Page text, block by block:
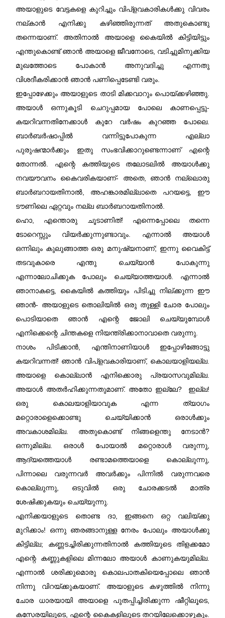
അയാളുടെ വേട്ടകളെ കുറിച്ചും വിപ്ളവകാരികൾക്കു വിവരം
നല്കാൻ എനിക്കു കഴിഞ്ഞിരുന്നത് അതുകൊണ്ടു
തന്നെയാണ്‌. അതിനാൽ അയാളെ കൈയിൽ കിട്ടിയിട്ടും
എന്തുകൊണ്ട് ഞാൻ അയാളെ ജീവനോടെ, വടിച്ചുമിനുക്കിയ
മുഖത്തോടെ പോകാൻ അനുവദിച്ചു എന്നതു
വിശദീകരിക്കാൻ ഞാൻ പണിപ്പെടേണ്ടി വരും.
ഇപ്പോഴേക്കും അയാളുടെ താടി മിക്കവാറും പൊയ്ക്കഴിഞ്ഞു.
അയാൾ ഒന്നുകൂടി ചെറുപ്പമായ പോലെ കാണപ്പെട്ടു-
കയറിവന്നതിനേക്കാൾ കുറേ വർഷം കുറഞ്ഞ പോലെ.
ബാർബർഷാപ്പിൽ വന്നിട്ടുപോകുന്ന എല്ലാ
പുരുഷന്മാർക്കും ഇതു സംഭവിക്കാറുണ്ടെന്നാണ്‌ എന്റെ
തോന്നൽ. എന്റെ കത്തിയുടെ തലോടലിൽ അയാൾക്കു
നവയൗവനം കൈവരികയാണ്‌- അതെ, ഞാൻ നല്ലൊരു
ബാർബറായതിനാൽ, അഹങ്കാരമില്ലാതെ പറയട്ടെ, ഈ
ടൗണിലെ ഏറ്റവും നല്ല ബാർബറായതിനാൽ.
ഹൊ, എന്തൊരു ചൂടാണിത്! എന്നെപ്പോലെ തന്നെ
ടോറെസ്സും വിയർക്കുന്നുണ്ടാവും. എന്നാൽ അയാൾ
ഒന്നിലും കുലുങ്ങാത്ത ഒരു മനുഷ്യനാണ്‌; ഇന്നു വൈകിട്ട്
തടവുകാരെ എന്തു ചെയ്യാൻ പോകുന്നു
എന്നാലോചിക്കുക പോലും ചെയ്യാത്തയാൾ. എന്നാൽ
ഞാനാകട്ടെ, കൈയിൽ കത്തിയും പിടിച്ചു നില്ക്കുന്ന ഈ
ഞാൻ- അയാളുടെ തൊലിയിൽ ഒരു തുള്ളി ചോര പോലും
പൊടിയാതെ ഞാൻ എന്റെ ജോലി ചെയ്യുമ്പോൾ
എനിക്കെന്റെ ചിന്തകളെ നിയന്ത്രിക്കാനാവാതെ വരുന്നു.
നാശം പിടിക്കാൻ, എന്തിനാണിയാൾ ഇപ്പോഴിങ്ങോട്ടു
കയറിവന്നത്! ഞാൻ വിപ്ളവകാരിയാണ്‌, കൊലയാളിയല്ല.
അയാളെ കൊല്ലാൻ എനിക്കൊരു പ്രയാസവുമില്ല.
അയാൾ അതർഹിക്കുന്നതുമാണ്‌. അതോ ഇല്ലേ? ഇല്ല!
ഒരു കൊലയാളിയാവുക എന്ന ത്യാഗം
മറ്റൊരാളെക്കൊണ്ടു ചെയ്യിക്കാൻ ഒരാൾക്കും
അവകാശമില്ല. അതുകൊണ്ട് നിങ്ങളെന്തു നേടാൻ?
ഒന്നുമില്ല. ഒരാൾ പോയാൽ മറ്റൊരാൾ വരുന്നു,
ആദ്യത്തെയാൾ രണ്ടാമത്തെയാളെ കൊല്ലുന്നു,
പിന്നാലെ വരുന്നവർ അവർക്കും പിന്നിൽ വരുന്നവരെ
കൊല്ലുന്നു, ഒടുവിൽ ഒരു ചോരക്കടൽ മാത്ര
ശേഷിക്കുകയും ചെയ്യുന്നു.
എനിക്കയാളുടെ തൊണ്ട ദാ, ഇങ്ങനെ ഒറ്റ വലിയ്ക്കു
മുറിക്കാം! ഒന്നു ഞരങ്ങാനുള്ള നേരം പോലും അയാൾക്കു
കിട്ടില്ല; കണ്ണടച്ചിരിക്കുന്നതിനാൽ കത്തിയുടെ തിളക്കമോ
എന്റെ കണ്ണുകളിലെ മിന്നലോ അയാൾ കാണുകയുമില്ല.
എന്നാൽ ശരിക്കുമൊരു കൊലപാതകിയെപ്പോലെ ഞാൻ
നിന്നു വിറയ്ക്കുകയാണ്‌. അയാളുടെ കഴുത്തിൽ നിന്നു
ചോര ധാരയായി അയാളെ പുതപ്പിച്ചിരിക്കുന്ന ഷീറ്റിലൂടെ,
കസേരയിലൂടെ, എന്റെ കൈകളിലൂടെ തറയിലേക്കൊഴുകും.